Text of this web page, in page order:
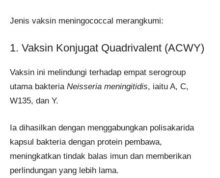
Jenis vaksin meningococcal merangkumi:
1. Vaksin Konjugat Quadrivalent (ACWY)
Vaksin ini melindungi terhadap empat serogroup
utama bakteria Neisseria meningitidis, iaitu A, C,
W135, dan Y.
Ia dihasilkan dengan menggabungkan polisakarida
kapsul bakteria dengan protein pembawa,
meningkatkan tindak balas imun dan memberikan
perlindungan yang lebih lama.